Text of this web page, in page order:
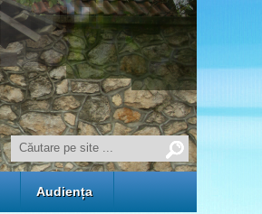
Audiența